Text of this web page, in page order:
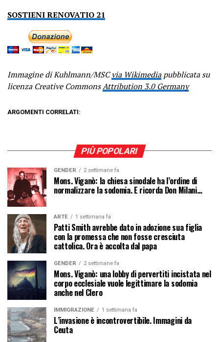
SOSTIENI RENOVATIO 21
Immagine di Kuhlmann/MSCvia Wikimediapubblicata su
licenza Creative CommonsAttribution 3.0 Germany
ARGOMENTI CORRELATI:
PIÙ POPOLARI
GENDER 2 settimane fa
Mons. Viganò: la chiesa sinodale ha l’ordine di
normalizzare la sodomia. E ricorda Don Milani…
ARTE 1 settimana fa
Patti Smith avrebbe dato in adozione sua figlia
con la promessa che non fosse cresciuta
cattolica. Ora è accolta dal papa
GENDER 2 settimane fa
Mons. Viganò: una lobby di pervertiti incistata nel
corpo ecclesiale vuole legittimare la sodomia
anche nel Clero
IMMIGRAZIONE 1 settimana fa
L’invasione è incontrovertibile. Immagini da
Ceuta